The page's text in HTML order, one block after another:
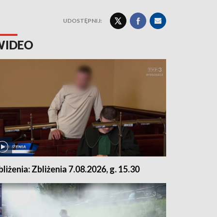
UDOSTĘPNIJ:
Zbliżenia 7.08.2026, g. 15.30